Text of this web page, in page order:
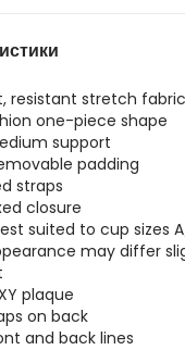
resistant stretch fabric
one-piece shape
support
padding
straps
closure
suited to cup sizes
may differ
plaque
on back
and back lines